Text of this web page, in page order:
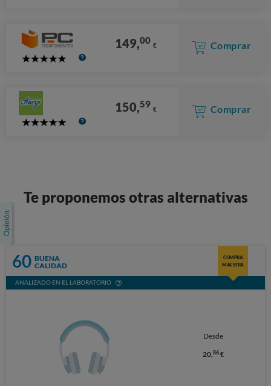
5
149,00 € Comprar
5
150,59 € Comprar
Te proponemos otras alternativas
60 BUENA
CALIDAD
COMPRA
MAESTRA
ANALIZADO EN EL LABORATORIO
Desde
20,86€